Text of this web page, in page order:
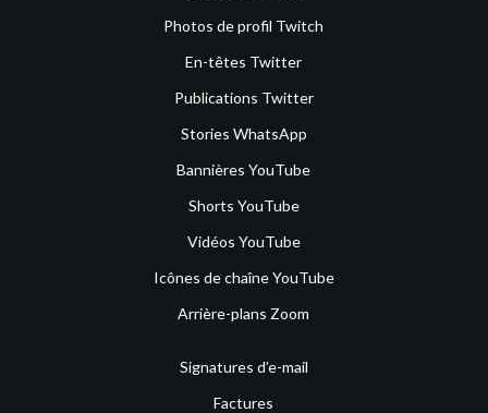
Photos de profil Twitch
En-têtes Twitter
Publications Twitter
Stories WhatsApp
Bannières YouTube
Shorts YouTube
Vidéos YouTube
Icônes de chaîne YouTube
Arrière-plans Zoom
Signatures d’e-mail
Factures